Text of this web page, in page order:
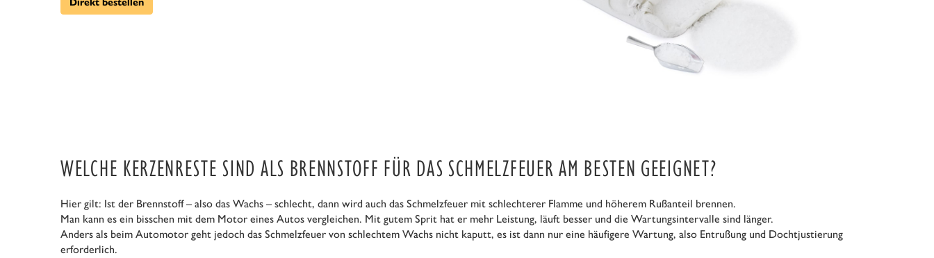
WELCHE KERZENRESTE SIND ALS BRENNSTOFF FÜR DAS SCHMELZFEUER AM BESTEN GEEIGNET?
Hier gilt: Ist der Brennstoff – also das Wachs – schlecht, dann wird auch das Schmelzfeuer mit schlechterer Flamme und höherem Rußanteil brennen.
Man kann es ein bisschen mit dem Motor eines Autos vergleichen. Mit gutem Sprit hat er mehr Leistung, läuft besser und die Wartungsintervalle sind länger.
Anders als beim Automotor geht jedoch das Schmelzfeuer von schlechtem Wachs nicht kaputt, es ist dann nur eine häufigere Wartung, also Entrußung und Dochtjustierung
erforderlich.